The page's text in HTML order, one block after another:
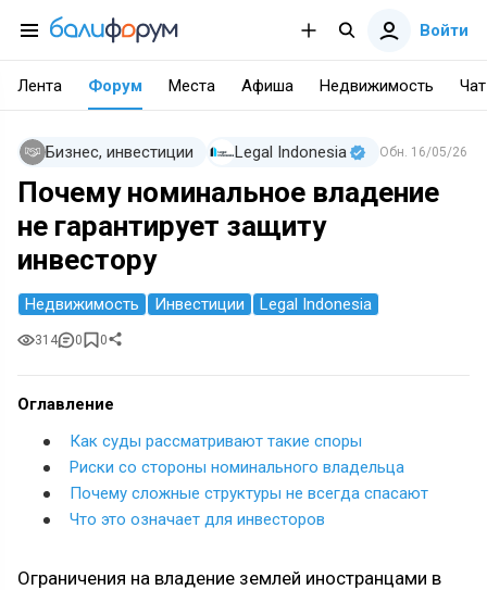
Войти
Лента Форум Места Афиша Недвижимость Чат
Бизнес, инвестиции Legal Indonesia Обн. 16/05/26
Почему номинальное владение
не гарантирует защиту
инвестору
Недвижимость Инвестиции Legal Indonesia
314 0 0
Оглавление
Как суды рассматривают такие споры
Риски со стороны номинального владельца
Почему сложные структуры не всегда спасают
Что это означает для инвесторов
Ограничения на владение землей иностранцами в